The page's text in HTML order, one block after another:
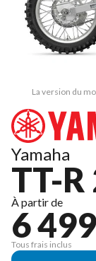
La version du
Yamaha
TT-
À partir de
6
Tous frais inclus